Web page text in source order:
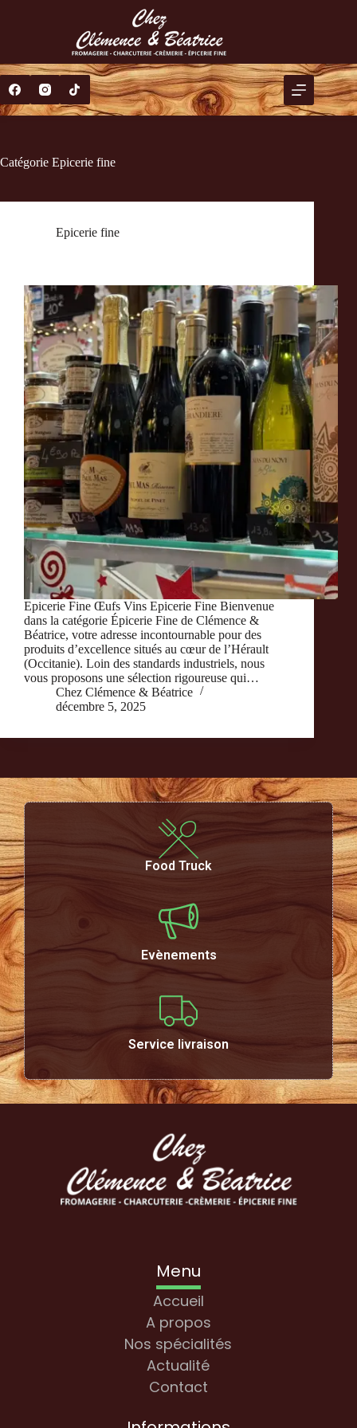
Catégorie Epicerie fine
Epicerie fine
Epicerie Fine Œufs Vins Epicerie Fine Bienvenue
dans la catégorie Épicerie Fine de Clémence &
Béatrice, votre adresse incontournable pour des
produits d’excellence situés au cœur de l’Hérault
(Occitanie). Loin des standards industriels, nous
vous proposons une sélection rigoureuse qui…
Chez Clémence & Béatrice
décembre 5, 2025
Food Truck
Evènements
Service livraison
Menu
Accueil
A propos
Nos spécialités
Actualité
Contact